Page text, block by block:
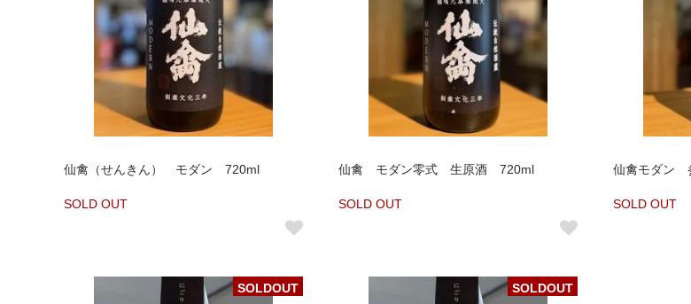
仙禽（せんきん） モダン 720ml
SOLD OUT
仙禽 モダン零式 生原酒 720ml
SOLD OUT
仙禽モダン
SOLD OUT
SOLDOUT SOLDOUT